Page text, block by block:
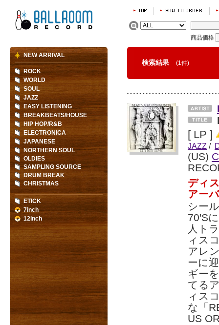
商品価格
検索結果 (1件)
[ LP ]
JAZZ /
(US)
ディ
アー
シー
70'S
人ト
ィス
アレ
ーに
ギー
てる
ィス
な「
US
NEW ARRIVAL
ROCK
WORLD
SOUL
JAZZ
EASY LISTENING
BREAKBEATS/HOUSE
HIP HOP/R&B
ELECTRONICA
JAPANESE
NORTHERN SOUL
OLDIES
SAMPLING SOURCE
DRUM BREAK
CHRISTMAS
ETICK
7inch
12inch